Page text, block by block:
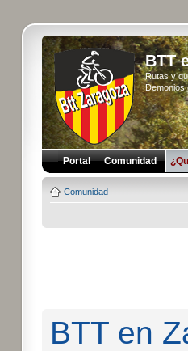
BTT
Rutas y
Demonios
Portal Comunidad
Comunidad
BTT en